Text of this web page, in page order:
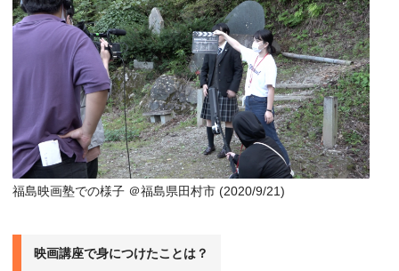
福島映画塾での様子 ＠福島県田村市 (2020/9/21)
映画講座で身につけたことは？